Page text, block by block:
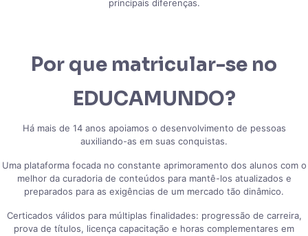
principais diferenças.
Por que matricular-se no
EDUCAMUNDO?
Há mais de 14 anos apoiamos o desenvolvimento de pessoas
auxiliando-as em suas conquistas.
Uma plataforma focada no constante aprimoramento dos alunos com o
melhor da curadoria de conteúdos para mantê-los atualizados e
preparados para as exigências de um mercado tão dinâmico.
Certicados válidos para múltiplas finalidades: progressão de carreira,
prova de títulos, licença capacitação e horas complementares em